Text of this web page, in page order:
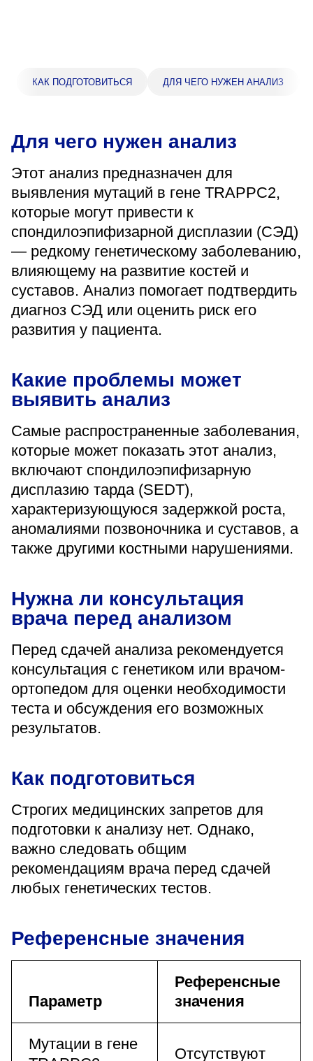
399000, г. Липецк, Плехановское лесничество,
Ленинский лесхоз, квартал 67
Понедельник — четверг
08:00–16:45
перерыв 12:00–12:30
Пятница
08:00–15:45
перерыв 12:00–12:30
Администратор
+7 (4742) 72-73-31
КАК ПОДГОТОВИТЬСЯ ДЛЯ ЧЕГО НУЖЕН АНАЛИЗ
Для чего нужен анализ
Этот анализ предназначен для
выявления мутаций в гене TRAPPC2,
которые могут привести к
спондилоэпифизарной дисплазии (СЭД)
— редкому генетическому заболеванию,
влияющему на развитие костей и
суставов. Анализ помогает подтвердить
диагноз СЭД или оценить риск его
развития у пациента.
Какие проблемы может
выявить анализ
Самые распространенные заболевания,
которые может показать этот анализ,
включают спондилоэпифизарную
дисплазию тарда (SEDT),
характеризующуюся задержкой роста,
аномалиями позвоночника и суставов, а
также другими костными нарушениями.
Нужна ли консультация
врача перед анализом
Перед сдачей анализа рекомендуется
консультация с генетиком или врачом-
ортопедом для оценки необходимости
теста и обсуждения его возможных
результатов.
Как подготовиться
Строгих медицинских запретов для
подготовки к анализу нет. Однако,
важно следовать общим
рекомендациям врача перед сдачей
любых генетических тестов.
Референсные значения
Параметр
Референсные
значения
Мутации в гене
Отсутствуют